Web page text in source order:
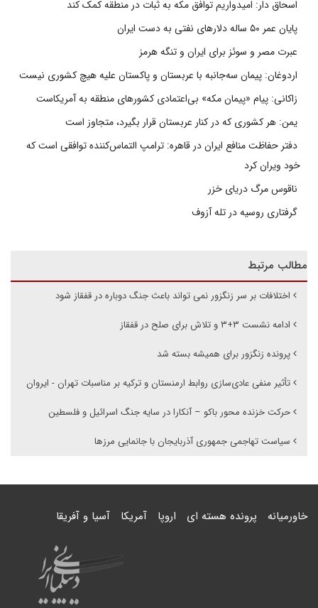
اسحاق دار: امیدواریم توافق مکه به ثبات در منطقه کمک کند
پایان عمر ۵۰ ساله دلارهای نفتی به دست ایران
عبرت مصر و سوئز برای ایران و تنگه هرمز
اردوغان: پیمان سه‌جانبه با عربستان و پاکستان علیه هیچ کشوری نیست
زاکانی: پیام «پیمان مکه» بی‌اعتمادی کشورهای منطقه به آمریکاست
یمن: هر کشوری که در کنار عربستان قرار بگیرد، متجاوز است
دفتر حفاظت منافع ایران در قاهره: ترامپ التماس‌کننده توافقی است که
خود ویران کرد
ناقوس مرگ دریای خزر
گرفتاری روسیه در تله آزوف
مطالب مرتبط
اختلافات بر سر زنگزور نمی تواند باعث جنگ دوباره در قفقاز شود
ادامه نشست ۳+۳ و تلاش برای صلح در قفقاز
پرونده زنگزور برای همیشه بسته شد
تأثیر منفی عادی‌سازی روابط ارمنستان و ترکیه بر مناسبات تهران - ایروان
حرکت خزنده محور باکو – آنکارا در سایه جنگ اسرائیل و فلسطین
سیاست تهاجمی جمهوری آذربایجان با جانمایی مرزها
خاورمیانه پرونده هسته ای اروپا آمریکا آسیا و آفریقا